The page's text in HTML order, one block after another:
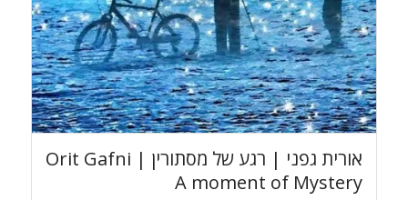
אורית גפני | רגע של מסתורין Orit Gafni |
A moment of Mystery